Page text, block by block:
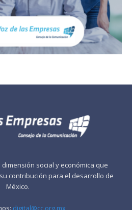
social y económica que
contribución para el desarrollo de
México.
digital@cc.org.mx